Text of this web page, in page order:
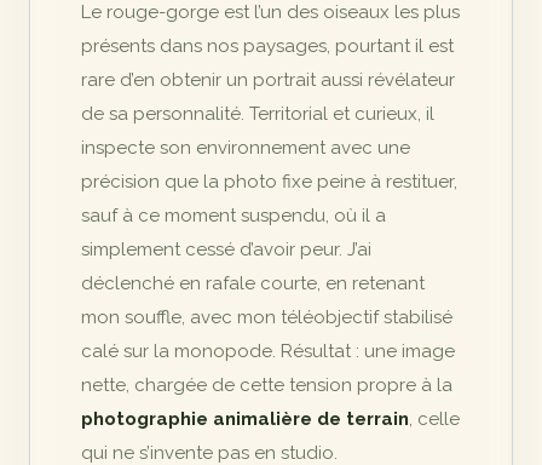
Le rouge-gorge est l’un des oiseaux les plus
présents dans nos paysages, pourtant il est
rare d’en obtenir un portrait aussi révélateur
de sa personnalité. Territorial et curieux, il
inspecte son environnement avec une
précision que la photo fixe peine à restituer,
sauf à ce moment suspendu, où il a
simplement cessé d’avoir peur. J’ai
déclenché en rafale courte, en retenant
mon souffle, avec mon téléobjectif stabilisé
calé sur la monopode. Résultat : une image
nette, chargée de cette tension propre à la
photographie animalière de terrain, celle
qui ne s’invente pas en studio.